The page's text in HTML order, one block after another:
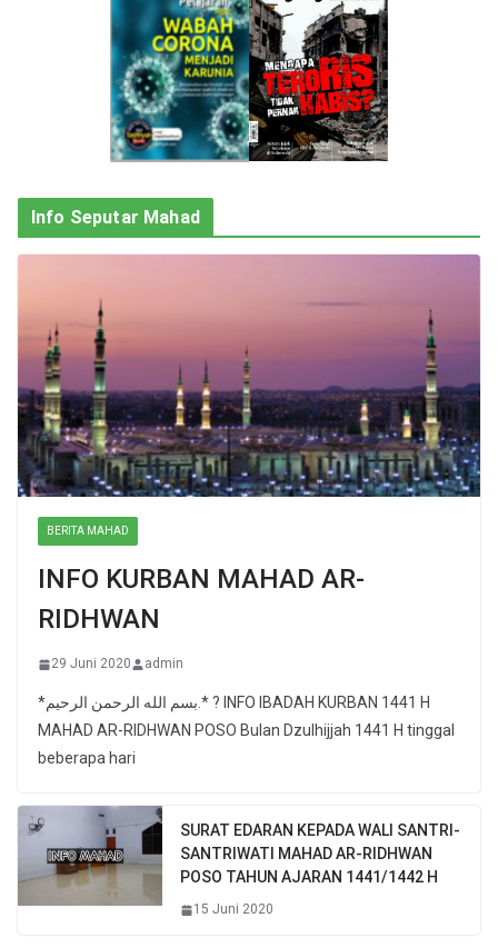
Info Seputar Mahad
BERITA MAHAD
INFO KURBAN MAHAD AR-
RIDHWAN
29 Juni 2020 admin
*بسم الله الرحمن الرحيم.* ? INFO IBADAH KURBAN 1441 H
MAHAD AR-RIDHWAN POSO Bulan Dzulhijjah 1441 H tinggal
beberapa hari
SURAT EDARAN KEPADA WALI SANTRI-
SANTRIWATI MAHAD AR-RIDHWAN
POSO TAHUN AJARAN 1441/1442 H
15 Juni 2020